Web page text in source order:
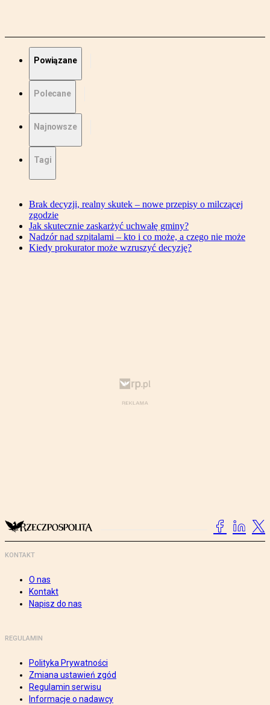
Powiązane
Polecane
Najnowsze
Tagi
Brak decyzji, realny skutek – nowe przepisy o milczącej
zgodzie
Jak skutecznie zaskarżyć uchwałę gminy?
Nadzór nad szpitalami – kto i co może, a czego nie może
Kiedy prokurator może wzruszyć decyzję?
KONTAKT
O nas
Kontakt
Napisz do nas
REGULAMIN
Polityka Prywatności
Zmiana ustawień zgód
Regulamin serwisu
Informacje o nadawcy